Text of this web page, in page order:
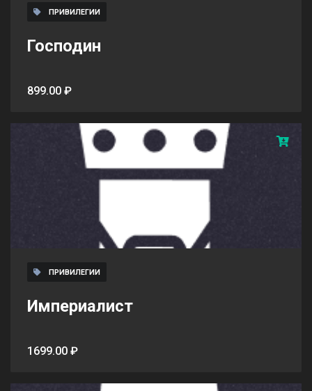
ПРИВИЛЕГИИ
Господин
899.00 ₽
ПРИВИЛЕГИИ
Империалист
1699.00 ₽